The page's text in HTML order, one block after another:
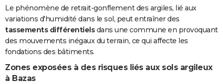
Le phénomène de retrait-gonflement des argiles, lié aux
variations d'humidité dans le sol, peut entraîner des
tassements différentielsdans une commune en provoquant
des mouvements inégaux du terrain, ce qui affecte les
fondations des bâtiments.
Zones exposées à des risques liés aux sols argileux
à Bazas